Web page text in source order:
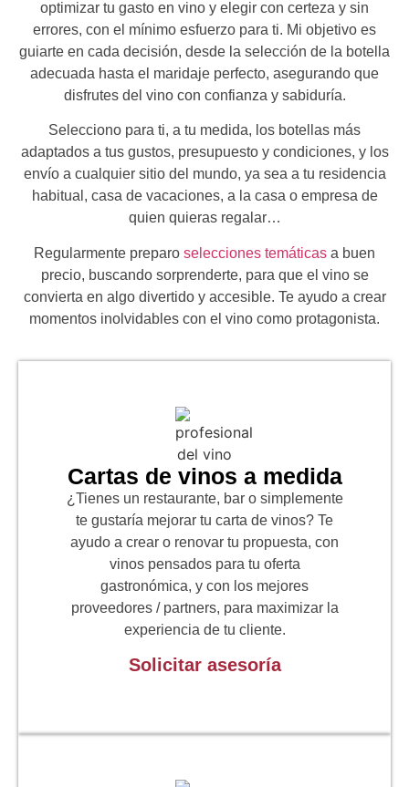
optimizar tu gasto en vino y elegir con certeza y sin
errores, con el mínimo esfuerzo para ti. Mi objetivo es
guiarte en cada decisión, desde la selección de la botella
adecuada hasta el maridaje perfecto, asegurando que
disfrutes del vino con confianza y sabiduría.
Selecciono para ti, a tu medida, los botellas más
adaptados a tus gustos, presupuesto y condiciones, y los
envío a cualquier sitio del mundo, ya sea a tu residencia
habitual, casa de vacaciones, a la casa o empresa de
quien quieras regalar…
Regularmente preparo selecciones temáticas a buen
precio, buscando sorprenderte, para que el vino se
convierta en algo divertido y accesible. Te ayudo a crear
momentos inolvidables con el vino como protagonista.
Cartas de vinos a medida
¿Tienes un restaurante, bar o simplemente
te gustaría mejorar tu carta de vinos? Te
ayudo a crear o renovar tu propuesta, con
vinos pensados para tu oferta
gastronómica, y con los mejores
proveedores / partners, para maximizar la
experiencia de tu cliente.
Solicitar asesoría